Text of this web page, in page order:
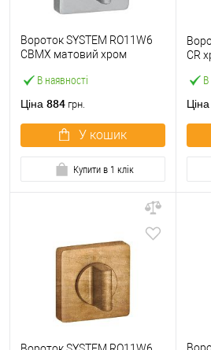
В наявності
Вороток SYSTEM RO11W6
CBMX матовий хром
Ціна 884 грн.
У кошик
Купити в 1 клік
В
CR
Ціна